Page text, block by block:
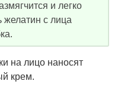
и легко
желатин с лица
на лицо наносят
крем.